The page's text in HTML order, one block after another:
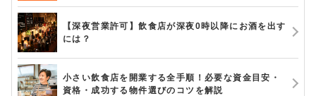
【深夜営業許可】飲食店が深夜0時以降にお酒を出す
には？
小さい飲食店を開業する全手順！必要な資金目安・
資格・成功する物件選びのコツを解説